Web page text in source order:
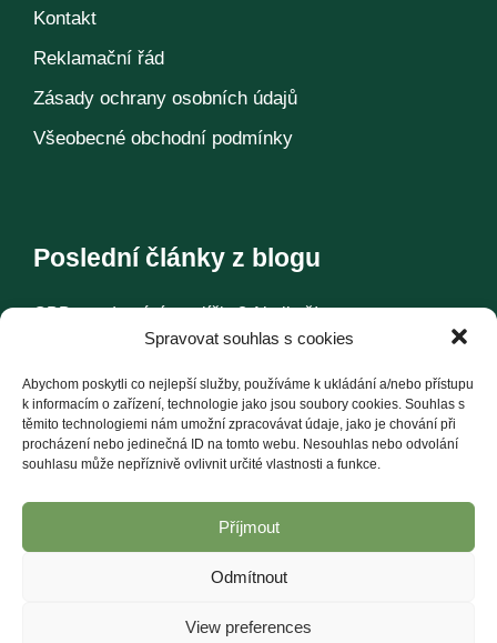
Spravovat souhlas s cookies
Abychom poskytli co nejlepší služby, používáme k ukládání a/nebo přístupu
k informacím o zařízení, technologie jako jsou soubory cookies. Souhlas s
těmito technologiemi nám umožní zpracovávat údaje, jako je chování při
procházení nebo jedinečná ID na tomto webu. Nesouhlas nebo odvolání
souhlasu může nepříznivě ovlivnit určité vlastnosti a funkce.
Příjmout
Odmítnout
View preferences
Kontakt
Reklamační řád
Zásady ochrany osobních údajů
Všeobecné obchodní podmínky
Poslední články z blogu
CBD pro domácí mazlíčky? Ale jistě!
Další články
mime digital